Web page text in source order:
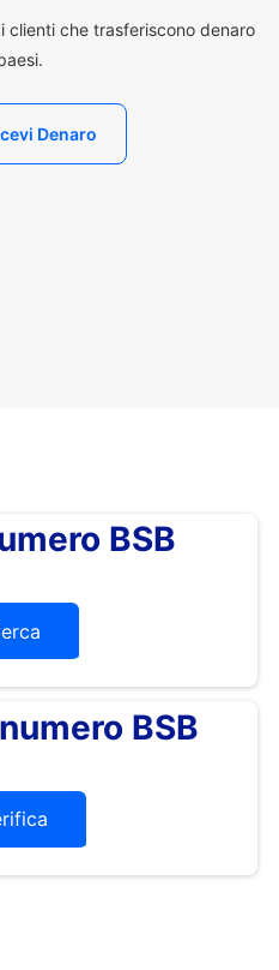
clienti che trasferiscono denaro
Denaro
BSB
BSB